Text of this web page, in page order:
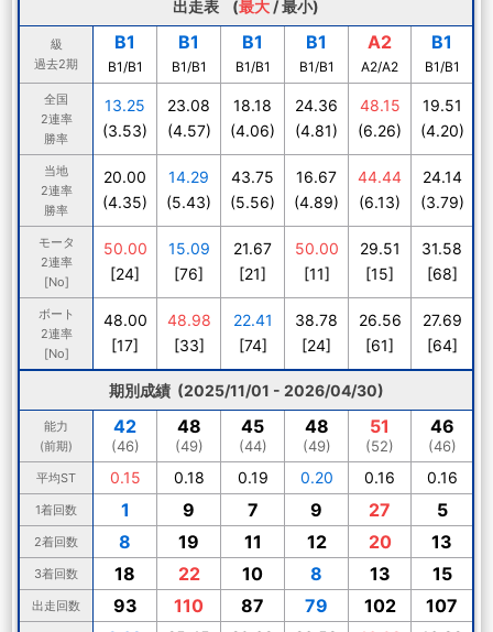
出走表 (最大 /最小)
級
過去2期
B1
B1/B1
B1
B1/B1
B1
B1/B1
B1
B1/B1
A2
A2/A2
B1
B1/B1
全国
2連率
勝率
13.25
(3.53)
23.08
(4.57)
18.18
(4.06)
24.36
(4.81)
48.15
(6.26)
19.51
(4.20)
当地
2連率
勝率
20.00
(4.35)
14.29
(5.43)
43.75
(5.56)
16.67
(4.89)
44.44
(6.13)
24.14
(3.79)
モータ
2連率
[No]
50.00
[24]
15.09
[76]
21.67
[21]
50.00
[11]
29.51
[15]
31.58
[68]
ボート
2連率
[No]
48.00
[17]
48.98
[33]
22.41
[74]
38.78
[24]
26.56
[61]
27.69
[64]
期別成績 (2025/11/01 - 2026/04/30)
能力
(前期)
42
(46)
48
(49)
45
(44)
48
(49)
51
(52)
46
(46)
平均ST 0.15 0.18 0.19 0.20 0.16 0.16
1着回数 1 9 7 9 27 5
2着回数 8 19 11 12 20 13
3着回数 18 22 10 8 13 15
出走回数 93 110 87 79 102 107